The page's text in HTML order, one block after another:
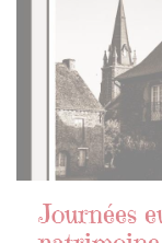
Journées